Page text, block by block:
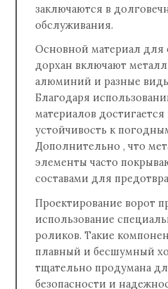
заключаются в
обслуживания.
Основной материал для
дорхан включают
алюминий и разные
Благодаря
материалов
устойчивость к
Дополнительно , что
элементы часто
составами для
Проектирование ворот
использование
роликов. Такие
плавный и бесшумный
тщательно продумана
безопасности и